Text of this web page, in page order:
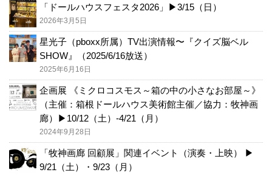
「ドールハウスフェスタ2026」▶︎3/15（日）
2026年3月5日
星光子（pboxx所属）TV出演情報〜『クイズ脳ベル
SHOW』（2025/6/16放送）
2025年6月16日
企画展 《ミクロコスモス～箱の中の小さなお部屋～》
（主催：箱根ドールハウス美術館主催／協力：牧神画
廊）▶︎10/12（土）-4/21（月）
2024年9月28日
「牧神画廊 回顧展」関連イベント（演奏・上映） ▶︎
9/21（土）・9/23（月）